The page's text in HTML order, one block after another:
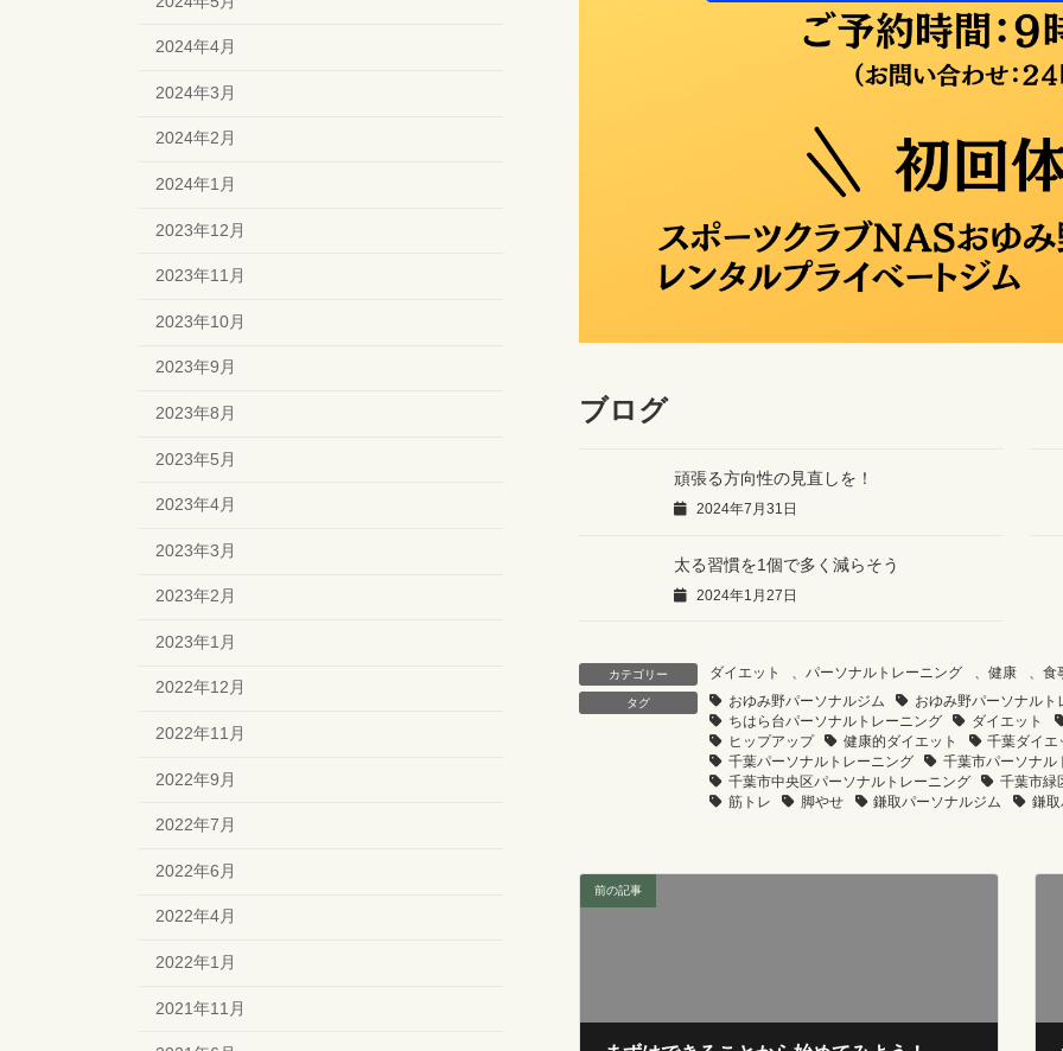
ブログ
頑張る方向性の見直しを！
2024年7月31日
太る習慣を1個で多く減らそう
2024年1月27日
カテゴリー ダイエット 、パーソナルトレーニング 、 健康 、 食
タグ おゆみ野パーソナルジム
おゆみ野パーソナルト
ちはら台パーソナルトレーニング
ダイエット
ヒップアップ
健康的ダイエット
千葉ダイエ
千葉パーソナルトレーニング
千葉市パーソナル
千葉市中央区パーソナルトレーニング
千葉市緑
筋トレ
脚やせ 鎌取パーソナルジム 鎌
前の記事
2024年4月
2024年3月
2024年2月
2024年1月
2023年12月
2023年11月
2023年10月
2023年9月
2023年8月
2023年5月
2023年4月
2023年3月
2023年2月
2023年1月
2022年12月
2022年11月
2022年9月
2022年7月
2022年6月
2022年4月
2022年1月
2021年11月